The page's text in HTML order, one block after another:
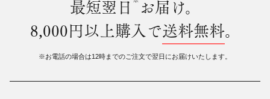
最短翌日 お届け。
8,000円以上購入で送料無料。
※お電話の場合は12時までのご注文で翌日にお届けいたします。